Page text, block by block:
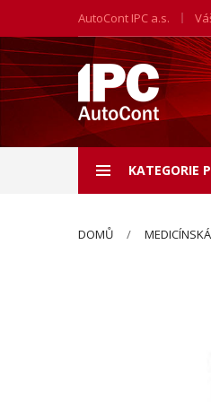
AutoCont IPC a.s.
KATEGORIE
DOMŮ